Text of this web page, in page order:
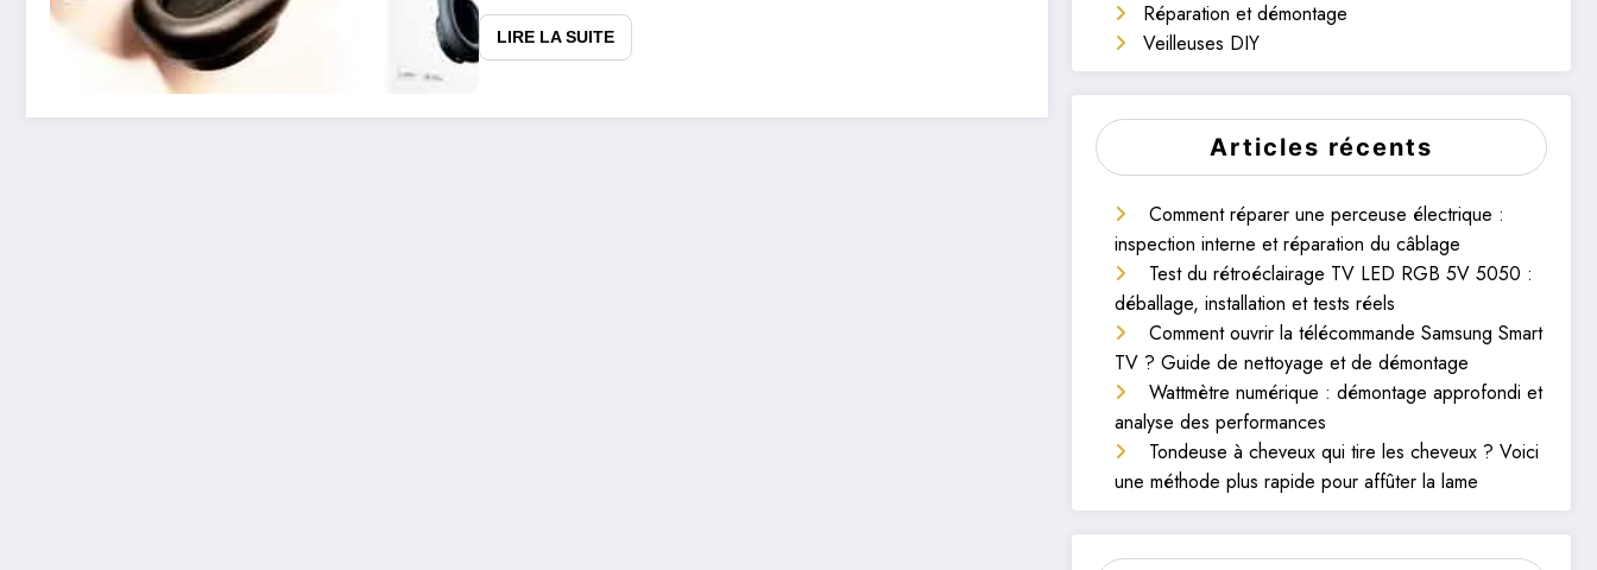
LIRE LA SUITE
Réparation et démontage
Veilleuses DIY
Articles récents
Comment réparer une perceuse électrique :
inspection interne et réparation du câblage
Test du rétroéclairage TV LED RGB 5V 5050 :
déballage, installation et tests réels
Comment ouvrir la télécommande Samsung Smart
TV ? Guide de nettoyage et de démontage
Wattmètre numérique : démontage approfondi et
analyse des performances
Tondeuse à cheveux qui tire les cheveux ? Voici
une méthode plus rapide pour affûter la lame